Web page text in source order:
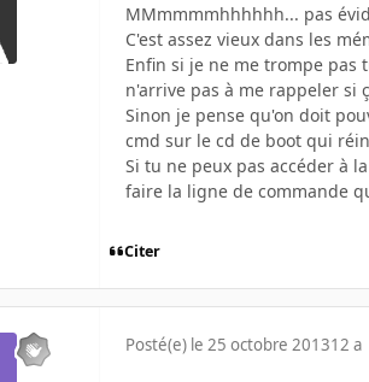
MMmmmmhhhhhh... pas
C'est assez vieux dans les
Enfin si je ne me trompe pas
n'arrive pas à me rappeler si
Sinon je pense qu'on doit
cmd sur le cd de boot qui
Si tu ne peux pas accéder à
faire la ligne de commande
Citer
Posté(e) le 25 octobre 201312 a